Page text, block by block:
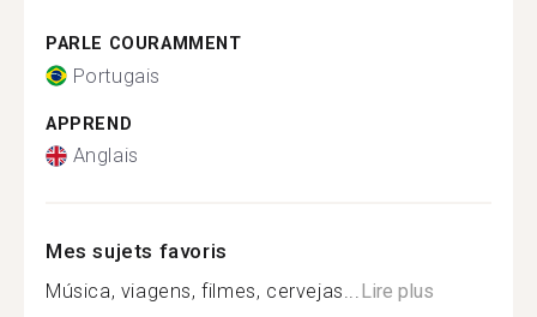
PARLE COURAMMENT
Portugais
APPREND
Anglais
Mes sujets favoris
Música, viagens, filmes, cervejas...Lire plus